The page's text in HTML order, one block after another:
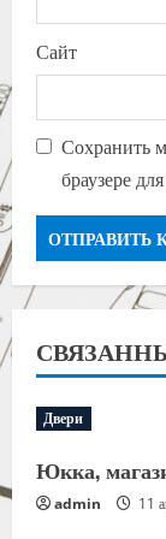
Сайт
Сохранить
браузере
Двери
Юкка,
admin 11